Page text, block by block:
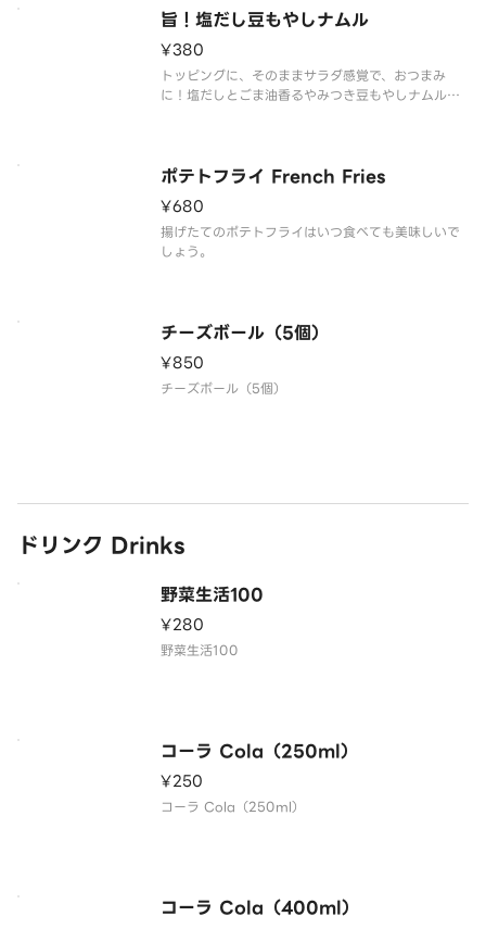
旨！塩だし豆もやしナムル
¥380
トッピングに、そのままサラダ感覚で、おつまみ
に！塩だしとごま油香るやみつき豆もやしナムルで
ポテトフライ French Fries
¥680
揚げたてのポテトフライはいつ食べても美味しいで
しょう。
チーズボール（5個）
¥850
チーズボール（5個）
ドリンク Drinks
野菜生活100
¥280
野菜生活100
コーラ Cola（250ml）
¥250
コーラ Cola（250ml）
コーラ Cola（400ml）